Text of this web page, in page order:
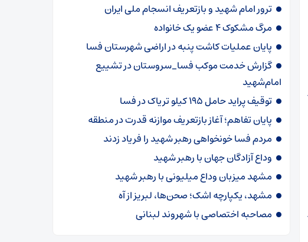
ترور امام شهید و بازتعریف انسجام ملی ایران
مرگ مشکوک ۴ عضو یک خانواده
پایان عملیات کاشت پنبه در اراضی شهرستان فسا
گزارش خدمت موکب فسا_سروستان در تشییع
امام‌شهید
توقیف پراید حامل ۱۹۵ کیلو تریاک در فسا
پایان تفاهم؛ آغاز بازتعریف موازنه قدرت در منطقه
مردم فسا خونخواهی رهبر شهید را فریاد زدند
وداع آزادگان جهان با رهبر شهید
مشهد میزبان وداع میلیونی با رهبر شهید
مشهد، یکپارچه اشک؛ صحن‌ها، لبریز از آه
مصاحبه اختصاصی با شهروند لبنانی